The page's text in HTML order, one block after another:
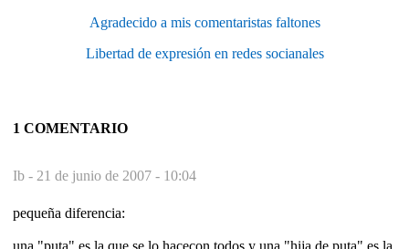
Agradecido a mis comentaristas faltones
Libertad de expresión en redes socianales
1 COMENTARIO
Ib - 21 de junio de 2007 - 10:04
pequeña diferencia:
una "puta" es la que se lo hacecon todos y una "hija de puta" es la